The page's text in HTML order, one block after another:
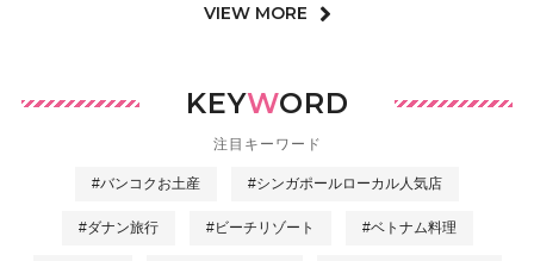
VIEW MORE
KEYWORD
注目キーワード
#バンコクお土産 #シンガポールローカル人気店
#ダナン旅行 #ビーチリゾート #ベトナム料理